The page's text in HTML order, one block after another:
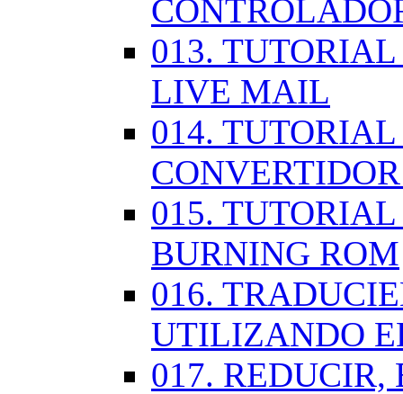
013.
LIVE MAIL
014.
015.
BURNING ROM
016.
UTILIZANDO
017. REDUCIR,